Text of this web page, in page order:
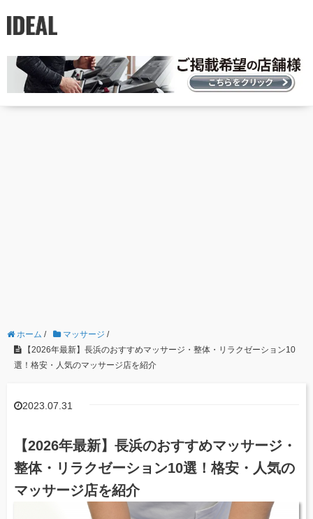
ホーム / マッサージ /
【2026年最新】長浜のおすすめマッサージ・整体・リラクゼーション10
選！格安・人気のマッサージ店を紹介
2023.07.31
【2026年最新】長浜のおすすめマッサージ・
整体・リラクゼーション10選！格安・人気の
マッサージ店を紹介